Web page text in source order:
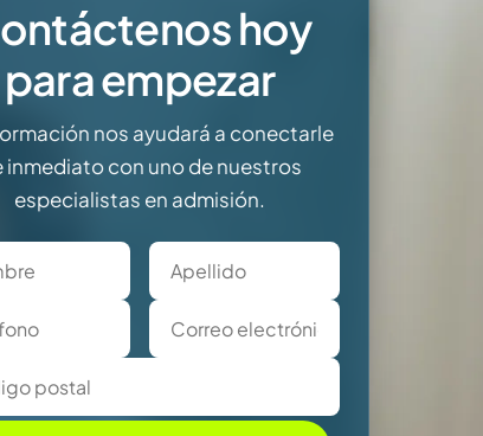
hoy
para empezar
nos ayudará a conectarle
inmediato con uno de nuestros
especialistas en admisión.